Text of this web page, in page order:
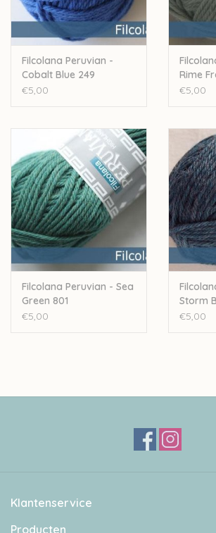
Filcolana Peruvian -
Cobalt Blue 249
€5,00
Rime
€5,00
Filcolana Peruvian - Sea
Green 801
€5,00
Storm
€5,00
Klantenservice
Producten